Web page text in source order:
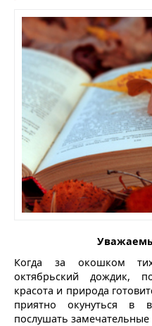
Когда за окошком
октябрьский дождик,
красота и природа
приятно окунуться в
послушать